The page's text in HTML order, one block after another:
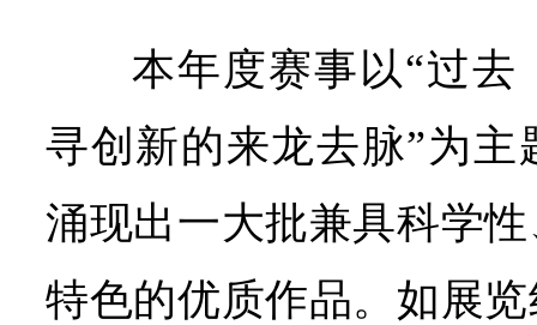
本年度赛事以“过
寻创新的来龙去脉”为
涌现出一大批兼具科学
特色的优质作品。如展